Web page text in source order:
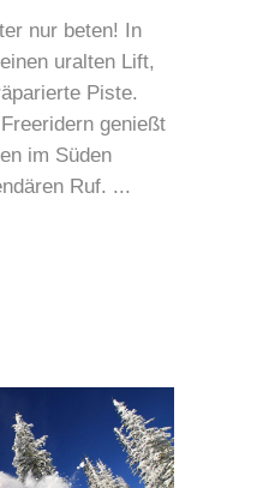
nur beten! In
uralten Lift,
Piste.
genießt
im Süden
Ruf.